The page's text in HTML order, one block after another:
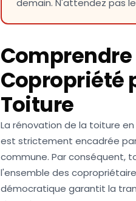
Comprendre
Copropriété
Toiture
La rénovation de la toiture
est strictement encadrée par
commune. Par conséquent,
l'ensemble des
démocratique garantit la